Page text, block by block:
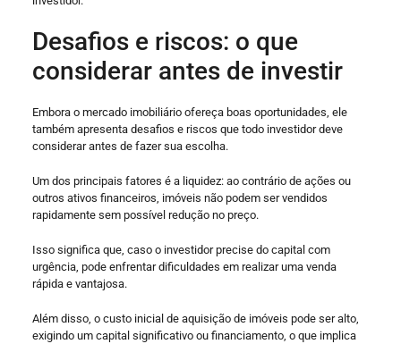
Desafios e riscos: o que
considerar antes de investir
Embora o mercado imobiliário ofereça boas oportunidades, ele
também apresenta desafios e riscos que todo investidor deve
considerar antes de fazer sua escolha.
Um dos principais fatores é a liquidez: ao contrário de ações ou
outros ativos financeiros, imóveis não podem ser vendidos
rapidamente sem possível redução no preço.
Isso significa que, caso o investidor precise do capital com
urgência, pode enfrentar dificuldades em realizar uma venda
rápida e vantajosa.
Além disso, o custo inicial de aquisição de imóveis pode ser alto,
exigindo um capital significativo ou financiamento, o que implica